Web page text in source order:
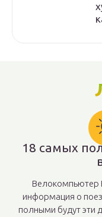
18 самых
Велокомпьютер
информация о
полными будут эти